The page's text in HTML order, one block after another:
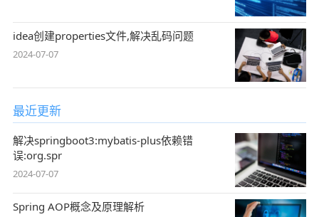
idea创建properties文件,解决乱码问题
2024-07-07
最近更新
解决springboot3:mybatis-plus依赖错
误:org.spr
2024-07-07
Spring AOP概念及原理解析